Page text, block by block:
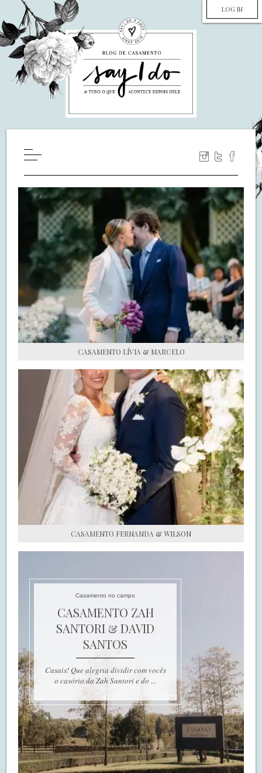
LOG IN
WILL YOU MARRY ME?
LUA DE MEL
COZINHA
DECORAÇÃO
DE NOIVA PRA NOIVA
S.O.S CASADAS
FALE COM O SAY I DO
CASAMENTO LÍVIA & MARCELO
CASAMENTO FERNANDA & WILSON
Casamento no campo
CASAMENTO ZAH
SANTORI & DAVID
SANTOS
Casais! Que alegria dividir com vocês
o casório da Zah Santori e do ...